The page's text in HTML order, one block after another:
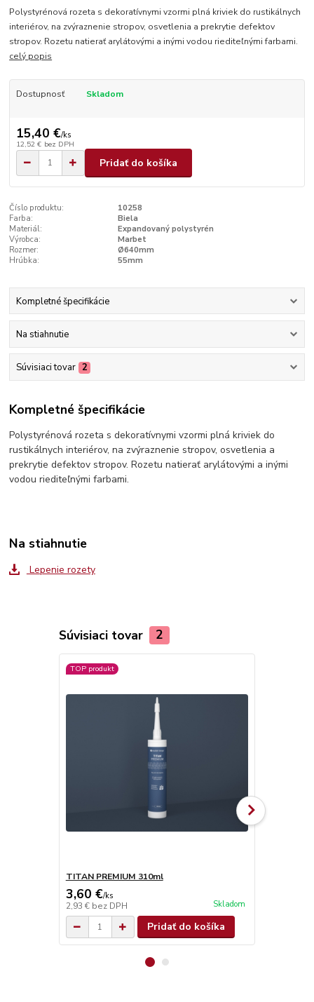
Polystyrénová rozeta s dekoratívnymi vzormi plná kriviek do rustikálnych
interiérov, na zvýraznenie stropov, osvetlenia a prekrytie defektov
stropov. Rozetu natierať arylátovými a inými vodou riediteľnými farbami.
celý popis
Dostupnosť Skladom
15,40 €/ks
12,52 € bez DPH
Pridať do košíka
Číslo produktu:
10258
Farba:
Biela
Materiál:
Expandovaný polystyrén
Výrobca:
Marbet
Rozmer:
Ø640mm
Hrúbka:
55mm
Kompletné špecifikácie
Na stiahnutie
Súvisiaci tovar 2
Kompletné špecifikácie
Polystyrénová rozeta s dekoratívnymi vzormi plná kriviek do
rustikálnych interiérov, na zvýraznenie stropov, osvetlenia a
prekrytie defektov stropov. Rozetu natierať arylátovými a inými
vodou riediteľnými farbami.
Na stiahnutie
Lepenie rozety
Súvisiaci tovar 2
TOP produkt
TITAN PREMIUM 310ml
3,60 €/ks
2,93 € bez DPH Skladom
Pridať do košíka